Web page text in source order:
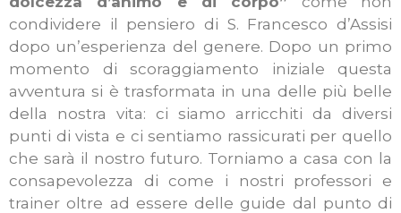
condividere il pensiero di S. Francesco d’Assisi
dopo un’esperienza del genere. Dopo un primo
momento di scoraggiamento iniziale questa
avventura si è trasformata in una delle più belle
della nostra vita: ci siamo arricchiti da diversi
punti di vista e ci sentiamo rassicurati per quello
che sarà il nostro futuro. Torniamo a casa con la
consapevolezza di come i nostri professori e
trainer oltre ad essere delle guide dal punto di